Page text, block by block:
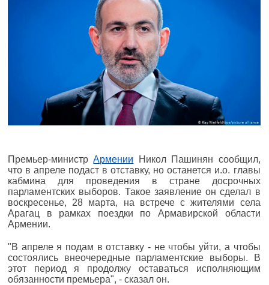
Премьер-министрАрмении Никол Пашинян сообщил,
что в апреле подаст в отставку, но останется и.о. главы
кабмина для проведения в стране досрочных
парламентских выборов. Такое заявление он сделал в
воскресенье, 28 марта, на встрече с жителями села
Арагац в рамках поездки по Армавирской области
Армении.
"В апреле я подам в отставку - не чтобы уйти, а чтобы
состоялись внеочередные парламентские выборы. В
этот период я продолжу оставаться исполняющим
обязанности премьера", - сказал он.